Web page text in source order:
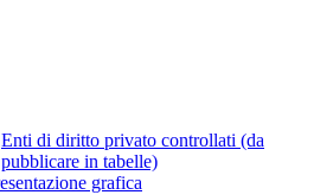
Enti di diritto privato controllati (da
pubblicare in tabelle)
grafica